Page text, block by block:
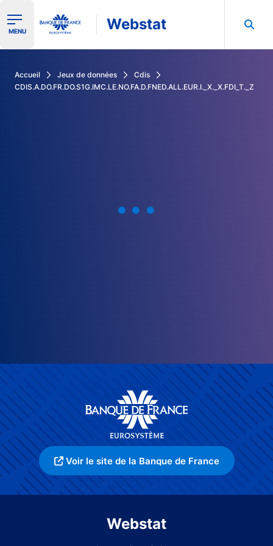
Ouvrir le menu de navigation
MENU Webstat
Accueil Jeux de données
Cdis
CDIS.A.DO.FR.DO.S1G.IMC.LE.NO.FA.D.FNED.ALL.EUR.I._X._X.FDI_T._Z
Voir le site de la Banque de France
Webstat